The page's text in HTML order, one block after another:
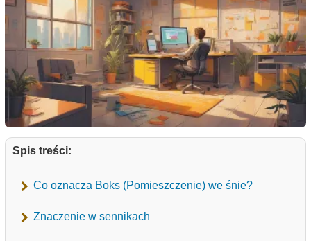
Spis treści:
Co oznacza Boks (Pomieszczenie) we śnie?
Znaczenie w sennikach